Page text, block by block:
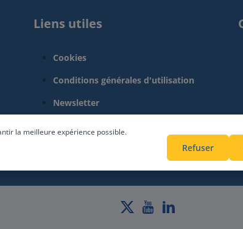
Liens utiles
Cookies
Conditions générales d'utilisation
Newsletter
la meilleure expérience possible.
Refuser